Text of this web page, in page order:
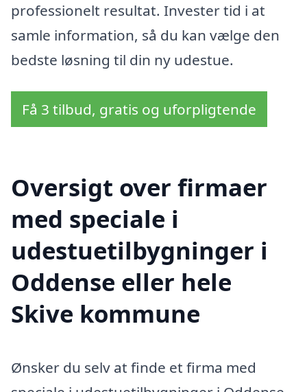
professionelt resultat. Invester tid i at
samle information, så du kan vælge den
bedste løsning til din ny udestue.
Få 3 tilbud, gratis og uforpligtende
Oversigt over firmaer
med speciale i
udestuetilbygninger i
Oddense eller hele
Skive kommune
Ønsker du selv at finde et firma med